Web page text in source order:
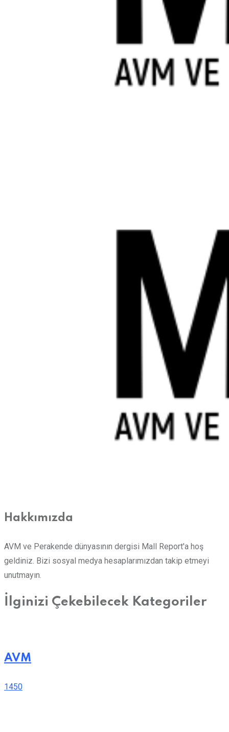
Hakkımızda
AVM ve Perakende dünyasının dergisi Mall Report'a hoş
geldiniz. Bizi sosyal medya hesaplarımızdan takip etmeyi
unutmayın.
İlginizi Çekebilecek Kategoriler
AVM
1450